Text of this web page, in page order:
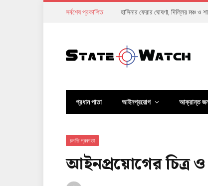
সর্বশেষ প্রকাশিত শিক্ষকদের ভাগ্য এখন শিক্ষার্থীদের হাতে
প্রধান পাতা আইনপ্রয়োগ আক্রান্ত
চলতি প্রবণতা
আইনপ্রয়োগের চিত্র